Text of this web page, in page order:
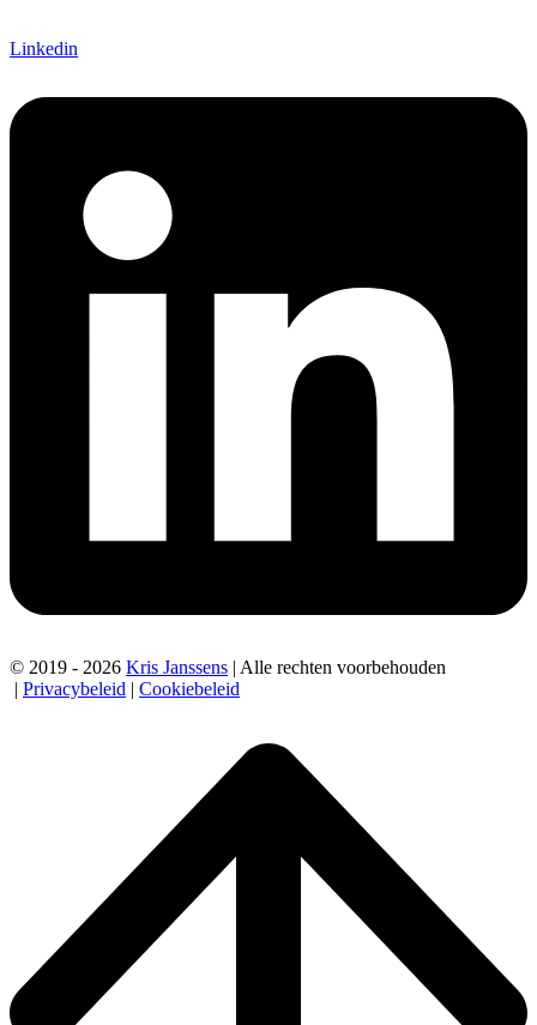
Linkedin
© 2019 - 2026 Kris Janssens | Alle rechten voorbehouden
| Privacybeleid | Cookiebeleid